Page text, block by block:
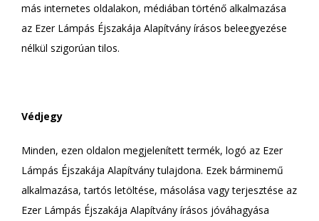
más internetes oldalakon, médiában történő alkalmazása
az Ezer Lámpás Éjszakája Alapítvány írásos beleegyezése
nélkül szigorúan tilos.
Védjegy
Minden, ezen oldalon megjelenített termék, logó az Ezer
Lámpás Éjszakája Alapítvány tulajdona. Ezek bárminemű
alkalmazása, tartós letöltése, másolása vagy terjesztése az
Ezer Lámpás Éjszakája Alapítvány írásos jóváhagyása